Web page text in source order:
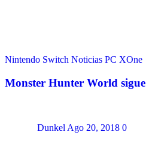
Nintendo Switch Noticias PC XOne
Monster Hunter World
Dunkel Ago 20, 2018 0